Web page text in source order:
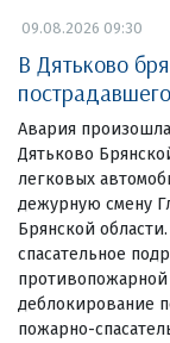
09.08.2026 09:30
В Дятьково
Авария
Дятьково
легковых
дежурную смену
Брянской
спасательное
деблокирование
пожарно-